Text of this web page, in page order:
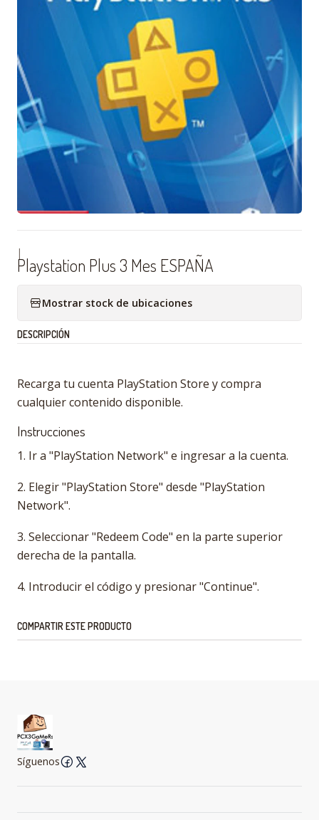
|
Playstation Plus 3 Mes ESPAÑA
Mostrar stock de ubicaciones
DESCRIPCIÓN
Recarga tu cuenta PlayStation Store y compra
cualquier contenido disponible.
Instrucciones
1. Ir a "PlayStation Network" e ingresar a la cuenta.
2. Elegir "PlayStation Store" desde "PlayStation
Network".
3. Seleccionar "Redeem Code" en la parte superior
derecha de la pantalla.
4. Introducir el código y presionar "Continue".
COMPARTIR ESTE PRODUCTO
Síguenos